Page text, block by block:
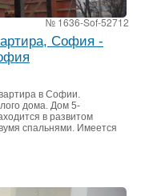
№ 1636-Sof-52712
София -
в Софии.
дома. Дом 5-
в развитом
спальнями. Имеется